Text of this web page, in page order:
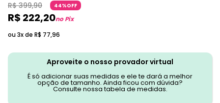
R$ 399,90 44%OFF
R$ 222,20no Pix
ou 3x de R$ 77,96
Aproveite o nosso provador virtual
É só adicionar suas medidas e ele te dará a melhor
opção de tamanho. Ainda ficou com dúvida?
Consulte nossa tabela de medidas.